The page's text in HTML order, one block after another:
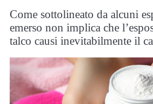
Come sottolineato da alcuni
emerso non implica che
talco causi inevitabilmente il